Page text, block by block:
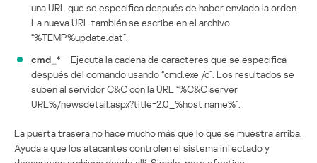
una URL que se especifica después de haber enviado la orden.
La nueva URL también se escribe en el archivo
“%TEMP%update.dat”.
cmd_* – Ejecuta la cadena de caracteres que se especifica
después del comando usando “cmd.exe /c”. Los resultados se
suben al servidor C&C con la URL “%C&C server
URL%/newsdetail.aspx?title=2.0_%host name%”.
La puerta trasera no hace mucho más que lo que se muestra arriba.
Ayuda a que los atacantes controlen el sistema infectado y